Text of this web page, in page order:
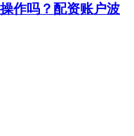
作吗？配资账户波